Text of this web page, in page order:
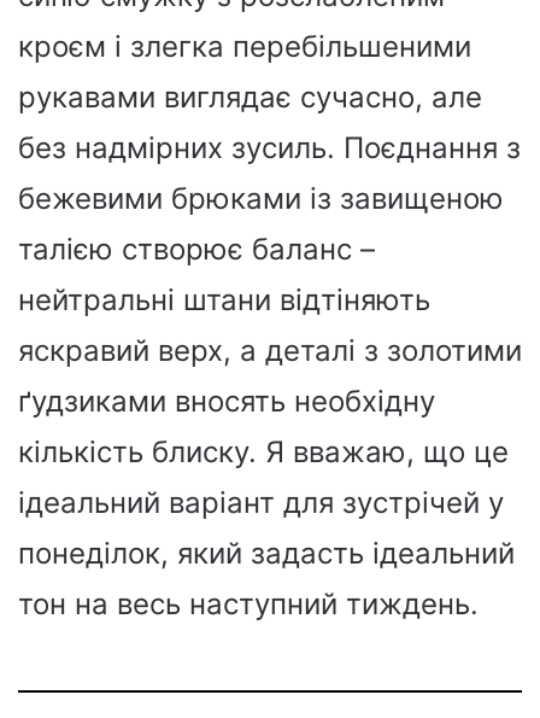
кроєм і злегка перебільшеними
рукавами виглядає сучасно, але
без надмірних зусиль. Поєднання з
бежевими брюками із завищеною
талією створює баланс –
нейтральні штани відтіняють
яскравий верх, а деталі з золотими
ґудзиками вносять необхідну
кількість блиску. Я вважаю, що це
ідеальний варіант для зустрічей у
понеділок, який задасть ідеальний
тон на весь наступний тиждень.